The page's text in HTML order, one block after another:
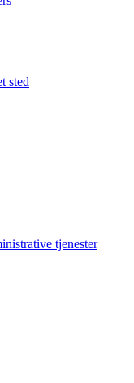
sted
tjenester